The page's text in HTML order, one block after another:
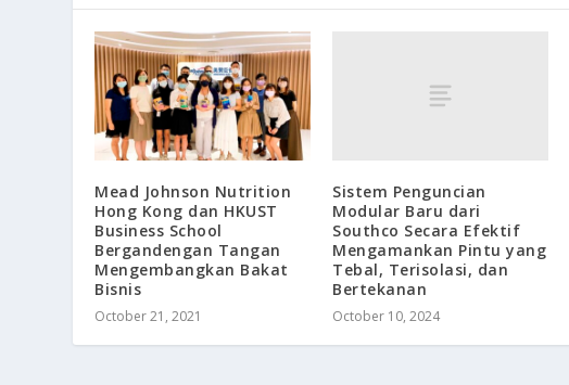
Mead Johnson Nutrition
Hong Kong dan HKUST
Business School
Bergandengan Tangan
Mengembangkan Bakat
Bisnis
October 21, 2021
Sistem Penguncian
Modular Baru dari
Southco Secara Efektif
Mengamankan Pintu yang
Tebal, Terisolasi, dan
Bertekanan
October 10, 2024